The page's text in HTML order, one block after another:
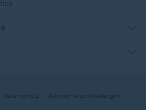
Datenschutz Datenschutzeinstellungen